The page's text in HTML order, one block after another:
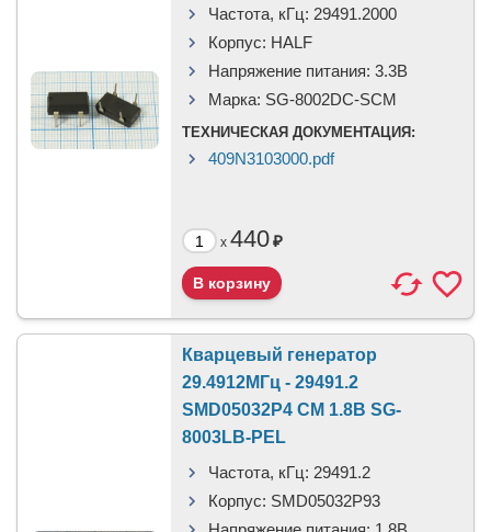
Частота, кГц: 29491.2000
Корпус: HALF
Напряжение питания: 3.3В
Марка: SG-8002DC-SCM
ТЕХНИЧЕСКАЯ ДОКУМЕНТАЦИЯ:
409N3103000.pdf
x 440₽
Кварцевый генератор
29.4912МГц - 29491.2
SMD05032P4 CM 1.8В SG-
8003LB-PEL
Частота, кГц: 29491.2
Корпус: SMD05032P93